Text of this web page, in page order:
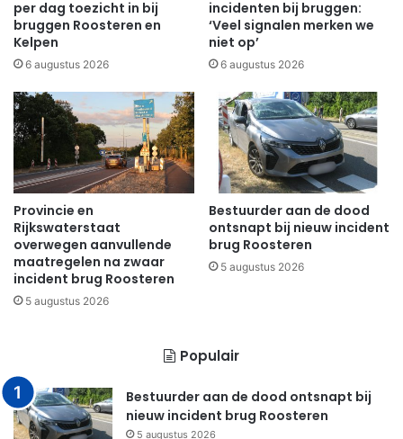
per dag toezicht in bij
bruggen Roosteren en
Kelpen
6 augustus 2026
incidenten bij bruggen:
‘Veel signalen merken we
niet op’
6 augustus 2026
Provincie en
Rijkswaterstaat
overwegen aanvullende
maatregelen na zwaar
incident brug Roosteren
5 augustus 2026
Bestuurder aan de dood
ontsnapt bij nieuw incident
brug Roosteren
5 augustus 2026
Populair
Bestuurder aan de dood ontsnapt bij
nieuw incident brug Roosteren
5 augustus 2026